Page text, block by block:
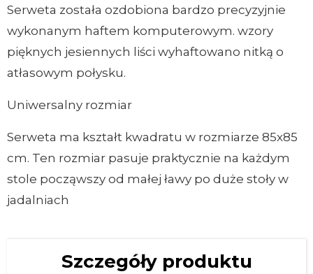
Serweta została ozdobiona bardzo precyzyjnie
wykonanym haftem komputerowym. wzory
pięknych jesiennych liści wyhaftowano nitką o
atłasowym połysku.
Uniwersalny rozmiar
Serweta ma kształt kwadratu w rozmiarze 85x85
cm. Ten rozmiar pasuje praktycznie na każdym
stole począwszy od małej ławy po duże stoły w
jadalniach
Szczegóły produktu